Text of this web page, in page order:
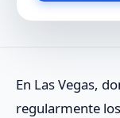
En Las Vegas,
regularmente